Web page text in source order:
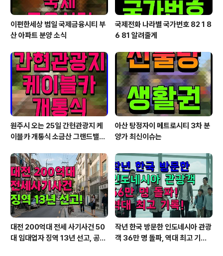
이편한세상 범일 국제금융시티 부
산 아파트 분양 소식
국제전화 나라별 국가번호 82 1 8
6 81 알려줄게
원주시 오는 25일 간현관광지 케
이블카 개통식 소금산 그랜드밸리
아산 탕정자이 메트로시티 3차 분
양가 최신이슈는
대전 200억대 전세 사기사건 50
대 임대업자 징역 13년 선고, 공모
작년 한국 방문한 인도네시아 관광
객 36만 명 돌파, 역대 최고 기